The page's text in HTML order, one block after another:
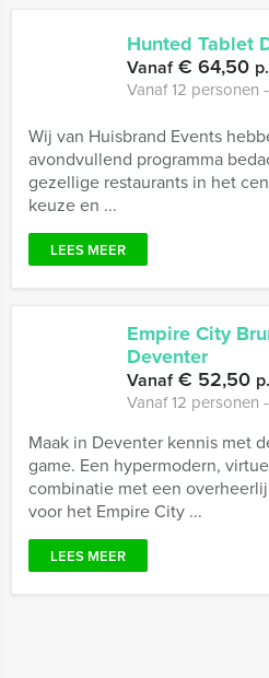
Hunted Tablet
Vanaf€ 64,50
Vanaf 12 personen
Wij van Huisbrand Events
avondvullend programma
gezellige restaurants in het
keuze en ...
LEES MEER
Empire City
Deventer
Vanaf€ 52,50
Vanaf 12 personen
Maak in Deventer kennis met
game. Een hypermodern,
combinatie met een
voor het Empire City ...
LEES MEER